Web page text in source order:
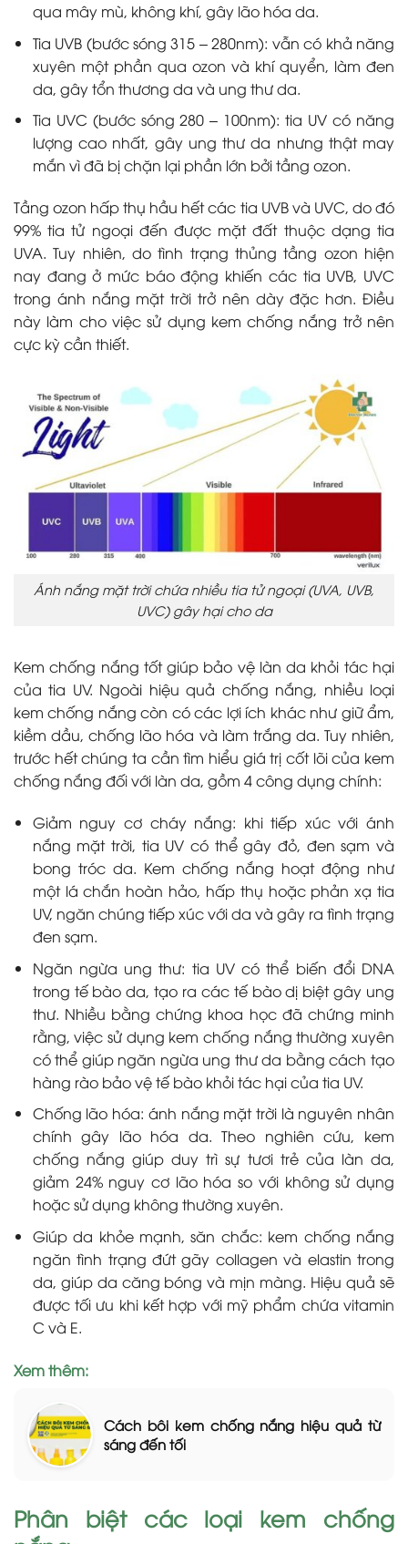
qua mây mù, không khí, gây lão hóa da.
Tia UVB (bước sóng 315 – 280nm): vẫn có khả năng
xuyên một phần qua ozon và khí quyển, làm đen
da, gây tổn thương da và ung thư da.
Tia UVC (bước sóng 280 – 100nm): tia UV có năng
lượng cao nhất, gây ung thư da nhưng thật may
mắn vì đã bị chặn lại phần lớn bởi tầng ozon.
Tầng ozon hấp thụ hầu hết các tia UVB và UVC, do đó
99% tia tử ngoại đến được mặt đất thuộc dạng tia
UVA. Tuy nhiên, do tình trạng thủng tầng ozon hiện
nay đang ở mức báo động khiến các tia UVB, UVC
trong ánh nắng mặt trời trở nên dày đặc hơn. Điều
này làm cho việc sử dụng kem chống nắng trở nên
cực kỳ cần thiết.
Ánh nắng mặt trời chứa nhiều tia tử ngoại (UVA, UVB,
UVC) gây hại cho da
Kem chống nắng tốt giúp bảo vệ làn da khỏi tác hại
của tia UV. Ngoài hiệu quả chống nắng, nhiều loại
kem chống nắng còn có các lợi ích khác như giữ ẩm,
kiềm dầu, chống lão hóa và làm trắng da. Tuy nhiên,
trước hết chúng ta cần tìm hiểu giá trị cốt lõi của kem
chống nắng đối với làn da, gồm 4 công dụng chính:
Giảm nguy cơ cháy nắng: khi tiếp xúc với ánh
nắng mặt trời, tia UV có thể gây đỏ, đen sạm và
bong tróc da. Kem chống nắng hoạt động như
một lá chắn hoàn hảo, hấp thụ hoặc phản xạ tia
UV, ngăn chúng tiếp xúc với da và gây ra tình trạng
đen sạm.
Ngăn ngừa ung thư: tia UV có thể biến đổi DNA
trong tế bào da, tạo ra các tế bào dị biệt gây ung
thư. Nhiều bằng chứng khoa học đã chứng minh
rằng, việc sử dụng kem chống nắng thường xuyên
có thể giúp ngăn ngừa ung thư da bằng cách tạo
hàng rào bảo vệ tế bào khỏi tác hại của tia UV.
Chống lão hóa: ánh nắng mặt trời là nguyên nhân
chính gây lão hóa da. Theo nghiên cứu, kem
chống nắng giúp duy trì sự tươi trẻ của làn da,
giảm 24% nguy cơ lão hóa so với không sử dụng
hoặc sử dụng không thường xuyên.
Giúp da khỏe mạnh, săn chắc: kem chống nắng
ngăn tình trạng đứt gãy collagen và elastin trong
da, giúp da căng bóng và mịn màng. Hiệu quả sẽ
được tối ưu khi kết hợp với mỹ phẩm chứa vitamin
C và E.
Xem thêm:
Cách bôi kem chống nắng hiệu quả từ
sáng đến tối
Phân biệt các loại kem chống